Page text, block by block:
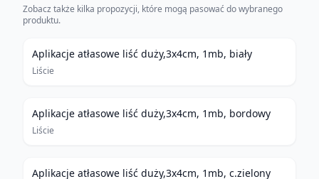
Zobacz także kilka propozycji, które mogą pasować do wybranego
produktu.
Aplikacje atłasowe liść duży,3x4cm, 1mb, biały
Liście
Aplikacje atłasowe liść duży,3x4cm, 1mb, bordowy
Liście
Aplikacje atłasowe liść duży,3x4cm, 1mb, c.zielony